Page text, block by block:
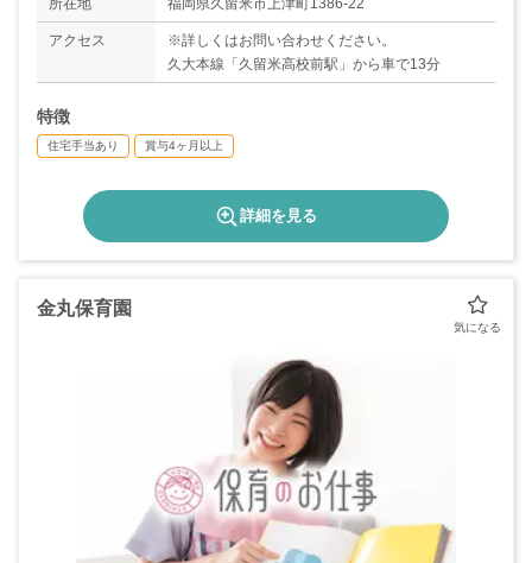
所在地 福岡県久留米市上津町1386-22
アクセス
※詳しくはお問い合わせください。
久大本線「久留米高校前駅」から車で13分
特徴
住宅手当あり 賞与4ヶ月以上
詳細を見る
金丸保育園